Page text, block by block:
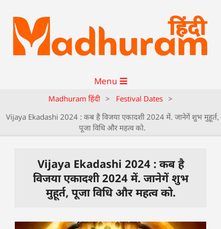
Menu
Madhuram हिंदी > Festival Dates >
Vijaya Ekadashi 2024 : कब है विजया एकादशी 2024 में. जानेगें शुभ मुहूर्त,
पूजा विधि और महत्व को.
Vijaya Ekadashi 2024 : कब है
विजया एकादशी 2024 में. जानेगें शुभ
मुहूर्त, पूजा विधि और महत्व को.